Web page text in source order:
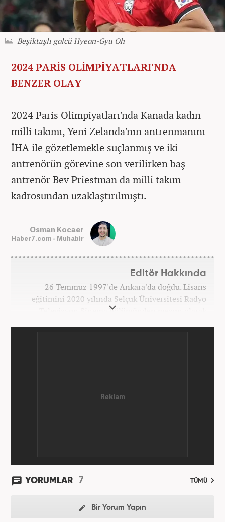
Beşiktaşlı golcü Hyeon-Gyu Oh
2024 PARİS OLİMPİYATLARI'NDA
BENZER OLAY
2024 Paris Olimpiyatları'nda Kanada kadın
milli takımı, Yeni Zelanda'nın antrenmanını
İHA ile gözetlemekle suçlanmış ve iki
antrenörün görevine son verilirken baş
antrenör Bev Priestman da milli takım
kadrosundan uzaklaştırılmıştı.
Osman Kocaer
Haber7.com - Muhabir
Editör Hakkında
26 Temmuz 1997'de Ankara'da doğdu. Lisans
eğitimini 2020 yılında Selçuk Üniversitesi Radyo
Televizyon Sinema bölümünden mezun olarak
YORUMLAR 7 TÜMÜ
Bir Yorum Yapın